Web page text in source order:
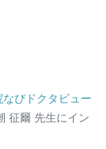
びドクタビュー
征爾 先生にイン